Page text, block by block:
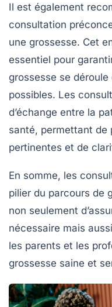
Il est également
consultation
une grossesse. Cet
essentiel pour
grossesse se
possibles. Les
d’échange entre la
santé, permettant de
pertinentes et de
En somme, les
pilier du parcours de
non seulement
nécessaire mais
les parents et les
grossesse saine et